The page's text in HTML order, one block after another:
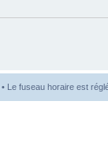
• Le fuseau horaire est